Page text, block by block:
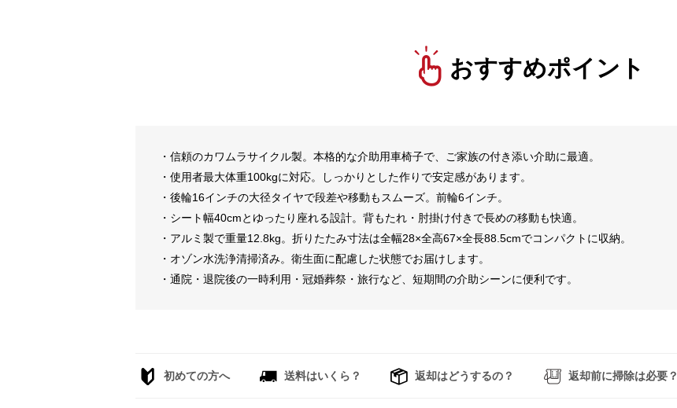
おすすめポイント
・信頼のカワムラサイクル製。本格的な介助用車椅子で、ご家族の付き添い介助に最適。
・使用者最大体重100kgに対応。しっかりとした作りで安定感があります。
・後輪16インチの大径タイヤで段差や移動もスムーズ。前輪6インチ。
・シート幅40cmとゆったり座れる設計。背もたれ・肘掛け付きで長めの移動も快適。
・アルミ製で重量12.8kg。折りたたみ寸法は全幅28×全高67×全長88.5cmでコンパクトに収納。
・オゾン水洗浄清掃済み。衛生面に配慮した状態でお届けします。
・通院・退院後の一時利用・冠婚葬祭・旅行など、短期間の介助シーンに便利です。
初めての方へ 送料はいくら？ 返却はどうするの？ 返却前に掃除は必要？